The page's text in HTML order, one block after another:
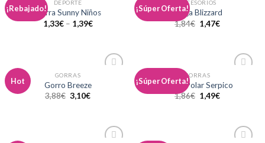
¡Rebajado!
DEPORTE
Gorra Sunny Niños
1,33€– 1,39€
¡Súper Oferta!
ACCESORIOS
Braga Blizzard
1,84€ 1,47€
Hot
GORRAS
Gorro Breeze
3,88€ 3,10€
¡Súper Oferta!
GORRAS
Gorro Polar Serpico
1,86€ 1,49€